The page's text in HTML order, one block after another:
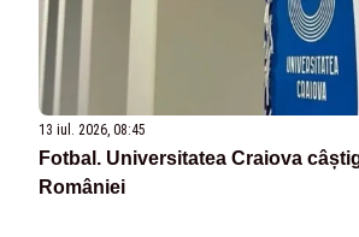
13 iul. 2026, 08:45
Fotbal. Universitatea Craiova
României